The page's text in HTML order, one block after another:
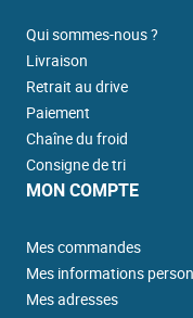
Qui sommes-nous ?
Livraison
Retrait au drive
Paiement
Chaîne du froid
Consigne de tri
MON COMPTE
Mes commandes
Mes informations
Mes adresses